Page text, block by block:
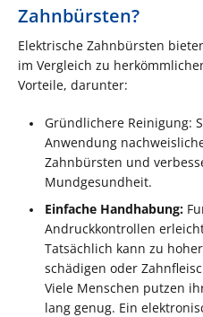
Zahnbürsten?
Elektrische Zahnbürsten
im Vergleich zu
Vorteile, darunter:
Gründlichere Reinigung:
Anwendung
Zahnbürsten und
Mundgesundheit​.
Einfache Handhabung:
Andruckkontrollen
Tatsächlich kann zu
schädigen oder
Viele Menschen putzen
lang genug. Ein